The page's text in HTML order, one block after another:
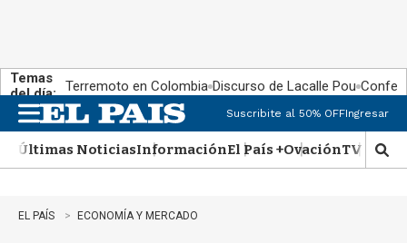
Temas
del día: Terremoto en Colombia Discurso de Lacalle Pou
n
u
Suscribite al 50% OFFIngresar
Últimas NoticiasInformaciónEl País +OvaciónTV Show
M
o
EL PAÍS ECONOMÍA Y MERCADO